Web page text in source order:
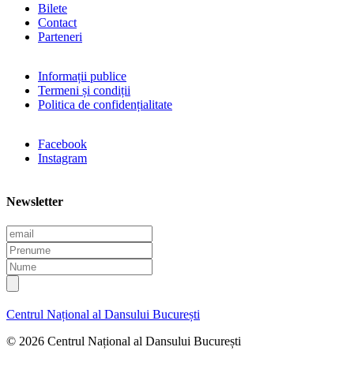
Bilete
Contact
Parteneri
Informații publice
Termeni și condiții
Politica de confidențialitate
Facebook
Instagram
Newsletter
E
m
a
i
l
P
r
e
n
m
N
u
m
e
Centrul Național al Dansului București
© 2026 Centrul Național al Dansului București